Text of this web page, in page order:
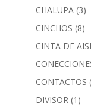
CHALUPA (3)
CINCHOS (8)
CINTA DE
CONTACTOS
DIVISOR (1)